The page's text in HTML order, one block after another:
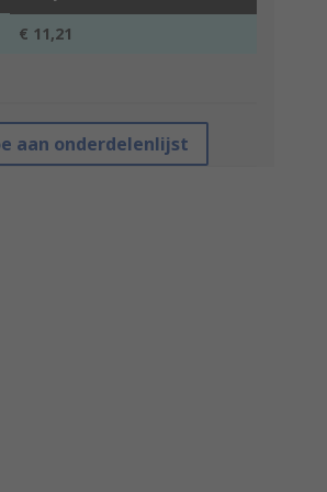
€ 11,21
aan onderdelenlijst